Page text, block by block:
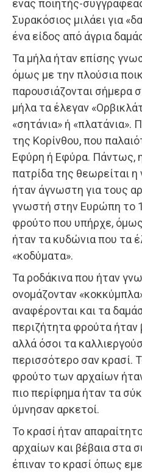
ένας ποιητής-
Συρακόσιος μιλάει για
ένα είδος από άγρια
Τα μήλα ήταν επίσης
όμως με την πλούσια
παρουσιάζονται σήμερα
μήλα τα έλεγαν
«σητάνια» ή «πλατάνια».
της Κορίνθου, που
Εφύρη ή Εφύρα. Πάντως,
πατρίδα της θεωρείται η
ήταν άγνωστη για τους
γνωστή στην Ευρώπη το
φρούτο που υπήρχε,
ήταν τα κυδώνια που τα
«κοδύματα».
Τα ροδάκινα που ήταν
ονομάζονταν
αναφέρονται και τα
περιζήτητα φρούτα ήταν
αλλά όσοι τα
περισσότερο σαν κρασί.
φρούτο των αρχαίων
πιο περίφημα ήταν τα
ύμνησαν αρκετοί.
Το κρασί ήταν
αρχαίων και βέβαια στα
έπιναν το κρασί όπως